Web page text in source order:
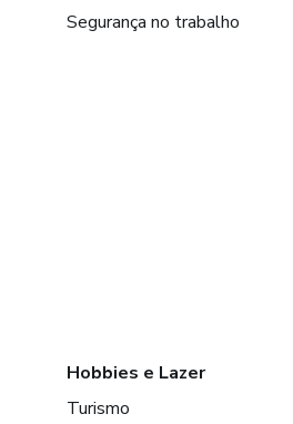
Segurança no trabalho
Hobbies e Lazer
Turismo